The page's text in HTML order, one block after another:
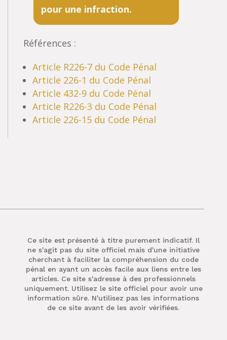
pour une infraction.
Références :
Article R226-7 du Code Pénal
Article 226-1 du Code Pénal
Article 432-9 du Code Pénal
Article R226-3 du Code Pénal
Article 226-15 du Code Pénal
Ce site est présenté à titre purement indicatif. Il
ne s'agit pas du site officiel mais d'une initiative
cherchant à faciliter la compréhension du code
pénal en ayant un accès facile aux liens entre les
articles. Ce site s'adresse à des professionnels
uniquement. Utilisez le site officiel pour avoir une
information sûre. N'utilisez pas les informations
de ce site avant de les avoir vérifiées.